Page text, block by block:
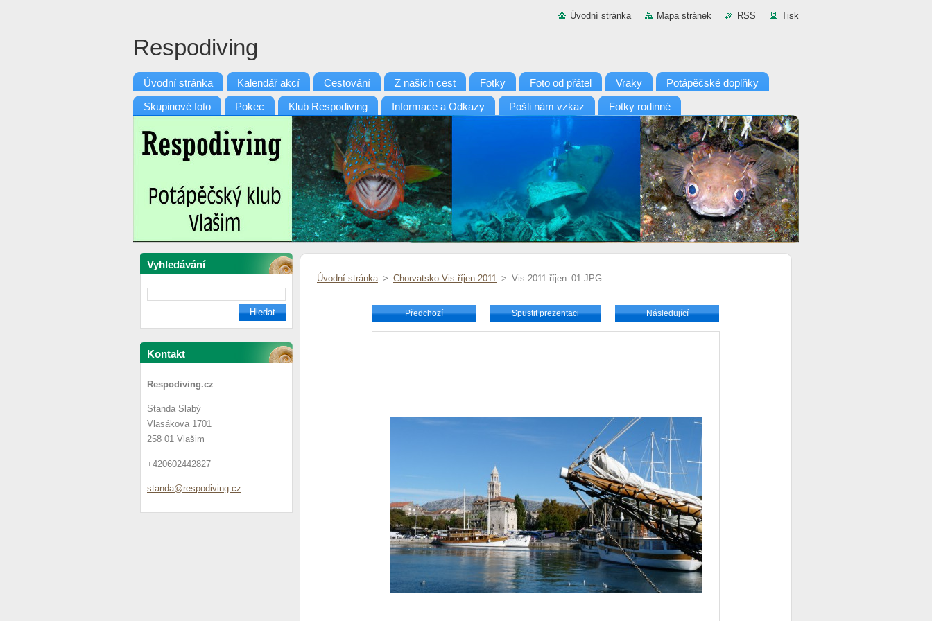
Úvodní stránka Mapa stránek RSS Tisk
Respodiving
Úvodní stránka Kalendář akcí Cestování Z našich cest Fotky Foto od přátel Vraky Potápěčské doplňky
Skupinové foto Pokec Klub Respodiving Informace a Odkazy Pošli nám vzkaz Fotky rodinné
Vyhledávání
Kontakt
Respodiving.cz
Standa Slabý
Vlasákova 1701
258 01 Vlašim
+420602442827
standa@respodiving.cz
Úvodní stránka > Chorvatsko-Vis-říjen 2011 > Vis 2011 říjen_01.JPG
Předchozí Spustit prezentaci Následující